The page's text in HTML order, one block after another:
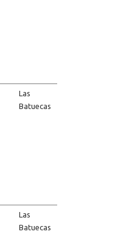
Las
Batuecas
Las
Batuecas